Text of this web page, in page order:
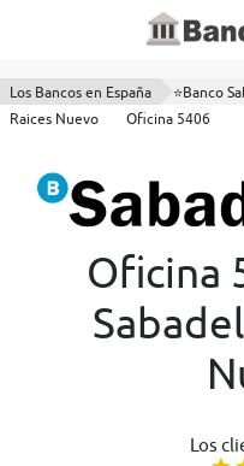
Los Bancos en España ⭐Banco
Raices Nuevo
Oficina 5406
Oficina
Los